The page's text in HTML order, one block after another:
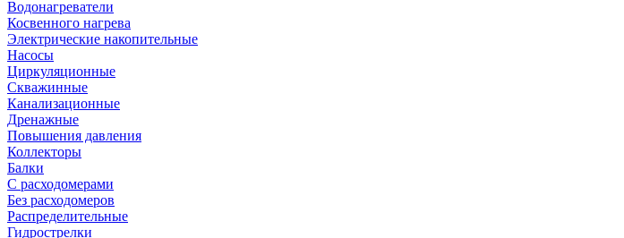
Водонагреватели
Косвенного нагрева
Электрические накопительные
Насосы
Циркуляционные
Скважинные
Канализационные
Дренажные
Повышения давления
Коллекторы
Балки
С расходомерами
Без расходомеров
Распределительные
Гидрострелки